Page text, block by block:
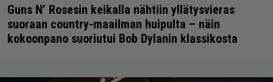
Guns N’ Rosesin keikalla nähtiin yllätysvieras
suoraan country-maailman huipulta – näin
kokoonpano suoriutui Bob Dylanin klassikosta